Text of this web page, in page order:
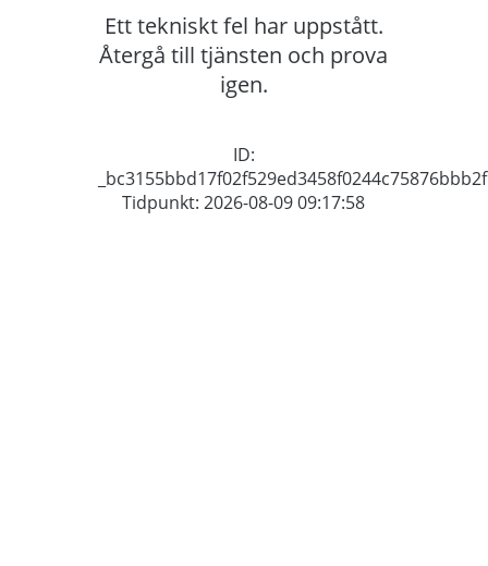
Ett tekniskt fel har uppstått.
Återgå till tjänsten och prova
igen.
ID:
_bc3155bbd17f02f529ed3458f0244c75876bbb2f
Tidpunkt: 2026-08-09 09:17:58